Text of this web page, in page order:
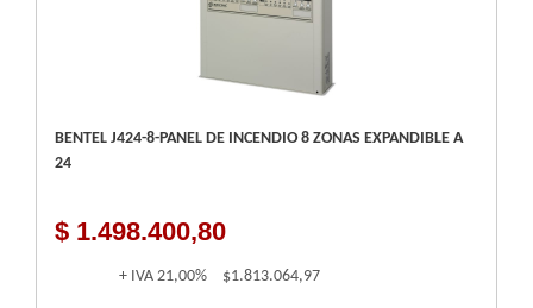
BENTEL J424-8-PANEL DE INCENDIO 8 ZONAS EXPANDIBLE A
24
$ 1.498.400,80
+ IVA 21,00% $1.813.064,97